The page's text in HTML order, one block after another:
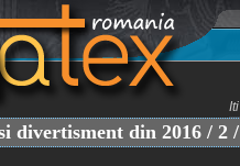
divertisment din 2016 / 2